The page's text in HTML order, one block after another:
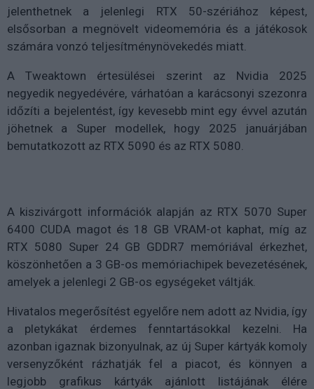
jelenthetnek a jelenlegi RTX 50-szériához képest,
elsősorban a megnövelt videomemória és a játékosok
számára vonzó teljesítménynövekedés miatt.
A Tweaktown értesülései szerint az Nvidia 2025
negyedik negyedévére, várhatóan a karácsonyi szezonra
időzíti a bejelentést, így kevesebb mint egy évvel azután
jöhetnek a Super modellek, hogy 2025 januárjában
bemutatkozott az RTX 5090 és az RTX 5080.
A kiszivárgott információk alapján az RTX 5070 Super
6400 CUDA magot és 18 GB VRAM-ot kaphat, míg az
RTX 5080 Super 24 GB GDDR7 memóriával érkezhet,
köszönhetően a 3 GB-os memóriachipek bevezetésének,
amelyek a jelenlegi 2 GB-os egységeket váltják.
Hivatalos megerősítést egyelőre nem adott az Nvidia, így
a pletykákat érdemes fenntartásokkal kezelni. Ha
azonban igaznak bizonyulnak, az új Super kártyák komoly
versenyzőként rázhatják fel a piacot, és könnyen a
legjobb grafikus kártyák ajánlott listájának élére